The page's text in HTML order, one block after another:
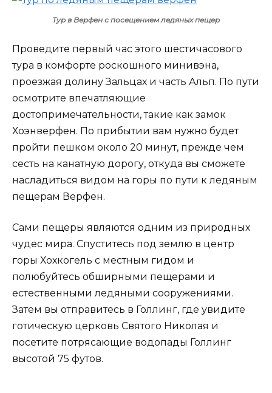
Тур в Верфен с посещением ледяных пещер
Проведите первый час этого шестичасового
тура в комфорте роскошного минивэна,
проезжая долину Зальцах и часть Альп. По пути
осмотрите впечатляющие
достопримечательности, такие как замок
Хоэнверфен. По прибытии вам нужно будет
пройти пешком около 20 минут, прежде чем
сесть на канатную дорогу, откуда вы сможете
насладиться видом на горы по пути к ледяным
пещерам Верфен.
Сами пещеры являются одним из природных
чудес мира. Спуститесь под землю в центр
горы Хохкогель с местным гидом и
полюбуйтесь обширными пещерами и
естественными ледяными сооружениями.
Затем вы отправитесь в Голлинг, где увидите
готическую церковь Святого Николая и
посетите потрясающие водопады Голлинг
высотой 75 футов.